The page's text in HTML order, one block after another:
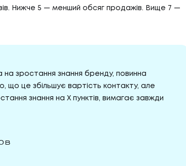
Нижче 5 — менший обсяг продажів. Вище 7 —
на зростання знання бренду, повинна
що це збільшує вартість контакту, але
знання на Х пунктів, вимагає завжди